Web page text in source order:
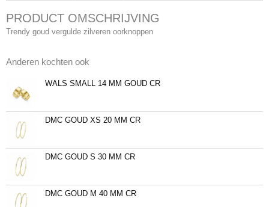
PRODUCT OMSCHRIJVING
Trendy goud vergulde zilveren oorknoppen
Anderen kochten ook
WALS SMALL 14 MM GOUD CR
DMC GOUD XS 20 MM CR
DMC GOUD S 30 MM CR
DMC GOUD M 40 MM CR